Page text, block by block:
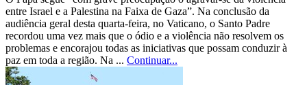
entre Israel e a Palestina na Faixa de Gaza”. Na conclusão da
audiência geral desta quarta-feira, no Vaticano, o Santo Padre
recordou uma vez mais que o ódio e a violência não resolvem os
problemas e encorajou todas as iniciativas que possam conduzir à
paz em toda a região. Na ... Continuar...